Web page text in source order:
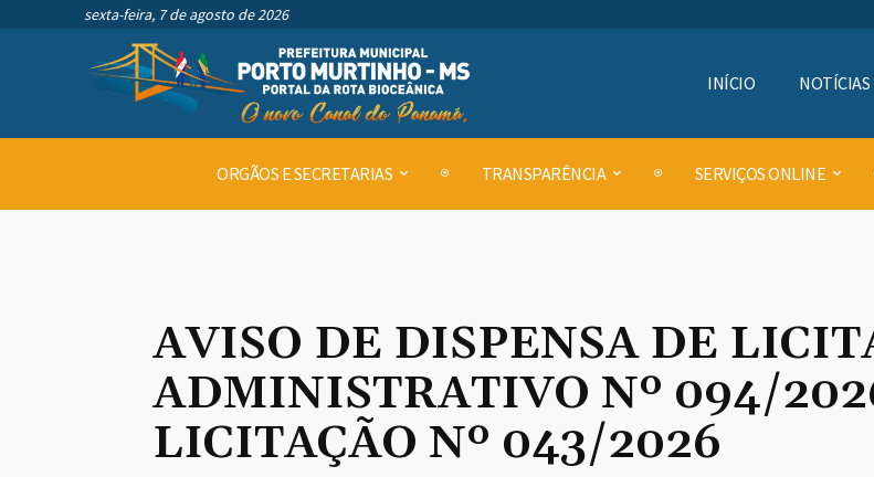
sexta-feira, 7 de agosto de 2026
INÍCIO NOTÍCIAS
ORGÃOS E SECRETARIAS TRANSPARÊNCIA SERVIÇOS ONLINE
AVISO DE DISPENSA DE
ADMINISTRATIVO Nº 094/
LICITAÇÃO Nº 043/2026